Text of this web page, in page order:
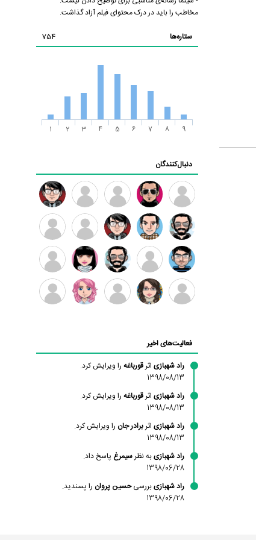
مخاطب را باید در درک محتوای فیلم آزاد گذاشت.
ستاره‌ها
754
1 2 3 4 5 6 7 8 9
دنبال‌کنندگان
ممدرضا
رضا
کاظمی
زهرا ~ ابتین
سید
محمد
موسوی
مهدی
فرهمند
مهدی
سلطانی
داود
رضیی
طرفدار
میلی
بابی
براون
کیوان
کیانی
سامان
راحمی
امیردلتا امیروو
ملیکا
منتظری
عارفه
داستانپور
فعالیت‌های اخیر
راد شهبازیاثرقورباغهرا ویرایش کرد.
1398/08/13
راد شهبازیاثرقورباغهرا ویرایش کرد.
1398/08/13
راد شهبازیاثربرادر جان را ویرایش کرد.
1398/08/13
راد شهبازیبه نظرسیمرغ پاسخ داد.
1398/06/28
راد شهبازیبررسیحسین پروان را پسندید.
1398/06/28